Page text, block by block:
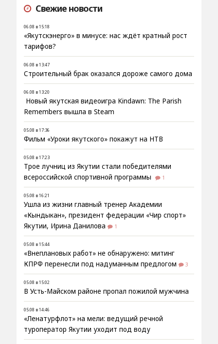
Свежие новости
06.08 в 15:18
«Якутскэнерго» в минусе: нас ждёт кратный рост
тарифов?
06.08 в 13:47
Строительный брак оказался дороже самого дома
06.08 в 13:20
Новый якутская видеоигра Kindawn: The Parish
Remembers вышла в Steam
05.08 в 17:36
Фильм «Уроки якутского» покажут на НТВ
05.08 в 17:23
Трое лучниц из Якутии стали победителями
всероссийской спортивной программы
1
05.08 в 16:21
Ушла из жизни главный тренер Академии
«Кындыкан», президент федерации «Чир спорт»
Якутии, Ирина Данилова
1
05.08 в 15:44
«Внеплановых работ» не обнаружено: митинг
КПРФ перенесли под надуманным предлогом
3
05.08 в 15:02
В Усть-Майском районе пропал пожилой мужчина
05.08 в 14:46
«Ленатурфлот» на мели: ведущий речной
туроператор Якутии уходит под воду